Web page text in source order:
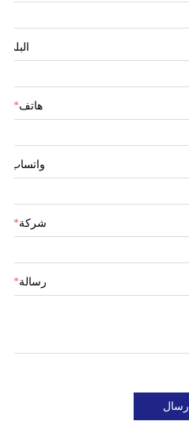
البلد
هاتف*
واتساب
شركة*
رسالة*
إرسال